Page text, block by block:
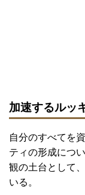
加速するルッ
自分のすべてを
ティの形成につ
観の土台として
いる。